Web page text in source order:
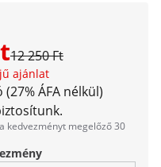
12 250 Ft
ajánlat
ÁFA nélkül)
kedvezményt megelőző 30